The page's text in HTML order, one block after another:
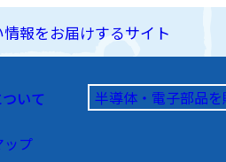
報をお届けするサイト
いて 半導体・電子部品
ップ